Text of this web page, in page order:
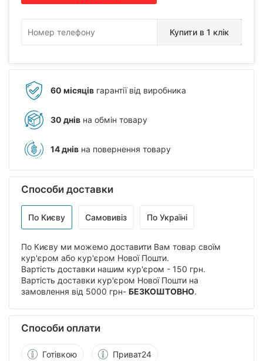
Купити в 1 клік
60 місяців гарантії від виробника
30 днів на обмін товару
14 днів на повернення товару
Способи доставки
По Києву Самовивіз По Україні
По Києву ми можемо доставити Вам товар своїм
кур'єром або кур'єром Нової Пошти.
Вартість доставки нашим кур'єром - 150 грн.
Вартість доставки кур'єром Нової Пошти на
замовлення від 5000 грн- БЕЗКОШТОВНО.
Способи оплати
Готівкою Приват24